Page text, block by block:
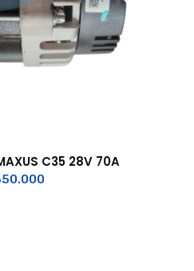
C35 28V 70A